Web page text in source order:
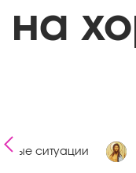
на
ситуации